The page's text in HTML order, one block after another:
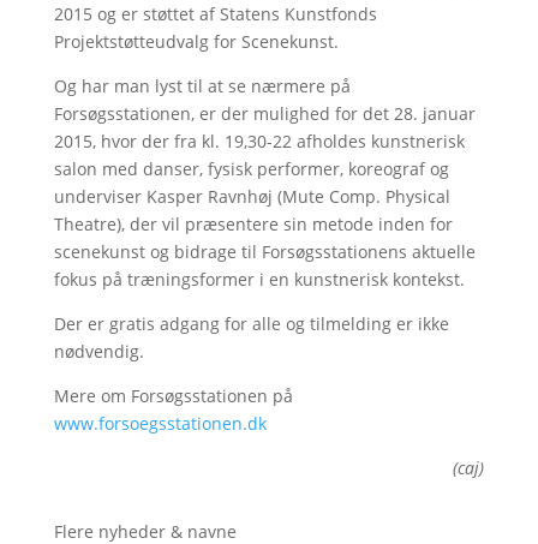
2015 og er støttet af Statens Kunstfonds
Projektstøtteudvalg for Scenekunst.
Og har man lyst til at se nærmere på
Forsøgsstationen, er der mulighed for det 28. januar
2015, hvor der fra kl. 19,30-22 afholdes kunstnerisk
salon med danser, fysisk performer, koreograf og
underviser Kasper Ravnhøj (Mute Comp. Physical
Theatre), der vil præsentere sin metode inden for
scenekunst og bidrage til Forsøgsstationens aktuelle
fokus på træningsformer i en kunstnerisk kontekst.
Der er gratis adgang for alle og tilmelding er ikke
nødvendig.
Mere om Forsøgsstationen på
www.forsoegsstationen.dk
(caj)
Flere nyheder & navne